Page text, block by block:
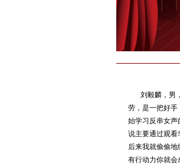
刘毅麟，男，
劳，是一把好手
始学习反串女声
说主要通过观看
后来我就偷偷地
有行动力你就会